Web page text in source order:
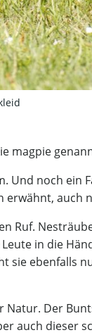
magpie
Und noch ein
auch
Ruf.
in die
sie ebenfalls
Natur. Der
auch dieser